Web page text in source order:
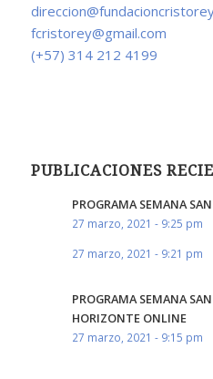
fcristorey@gmail.com
(+57) 314 212 4199
PUBLICACIONES
PROGRAMA SEMANA
27 marzo, 2021 - 9:25 pm
27 marzo, 2021 - 9:21 pm
PROGRAMA SEMANA
HORIZONTE ONLINE
27 marzo, 2021 - 9:15 pm